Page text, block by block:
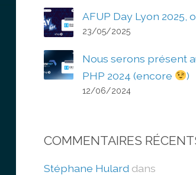
AFUP Day Lyon 2025,
23/05/2025
Nous serons présent
PHP 2024 (encore
)
12/06/2024
COMMENTAIRES
Stéphane Hulard dans